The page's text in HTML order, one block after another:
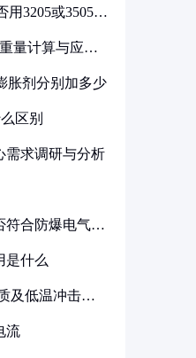
用3205或3505代
量计算与应用
胀剂分别加多少
区别
需求调研与分析
符合防爆电气设
是什么
及低温冲击要
流